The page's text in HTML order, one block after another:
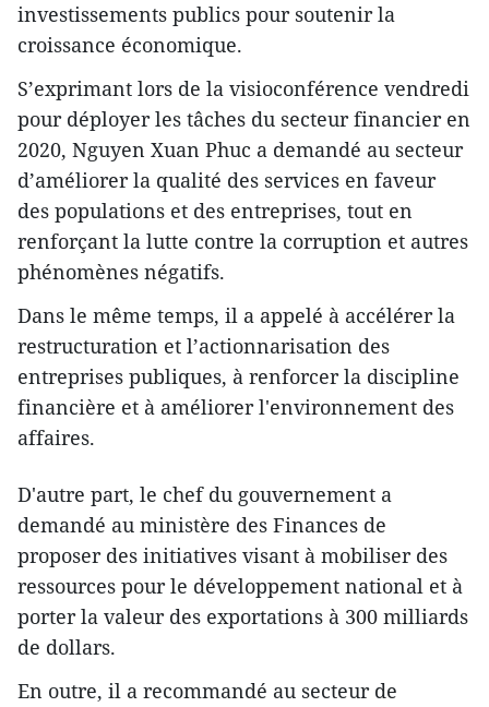
investissements publics pour soutenir la
croissance économique.
S’exprimant lors de la visioconférence vendredi
pour déployer les tâches du secteur financier en
2020, Nguyen Xuan Phuc a demandé au secteur
d’améliorer la qualité des services en faveur
des populations et des entreprises, tout en
renforçant la lutte contre la corruption et autres
phénomènes négatifs.
Dans le même temps, il a appelé à accélérer la
restructuration et l’actionnarisation des
entreprises publiques, à renforcer la discipline
financière et à améliorer l'environnement des
affaires.
D'autre part, le chef du gouvernement a
demandé au ministère des Finances de
proposer des initiatives visant à mobiliser des
ressources pour le développement national et à
porter la valeur des exportations à 300 milliards
de dollars.
En outre, il a recommandé au secteur de